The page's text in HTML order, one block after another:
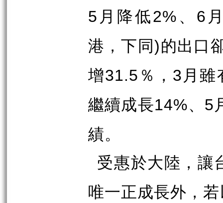
5 月降低2% 、 6
港，下同)的出口
增31.5 ％， 3 月
繼續成長14%、 5
績。
受惠於大陸，讓
唯一正成長外，